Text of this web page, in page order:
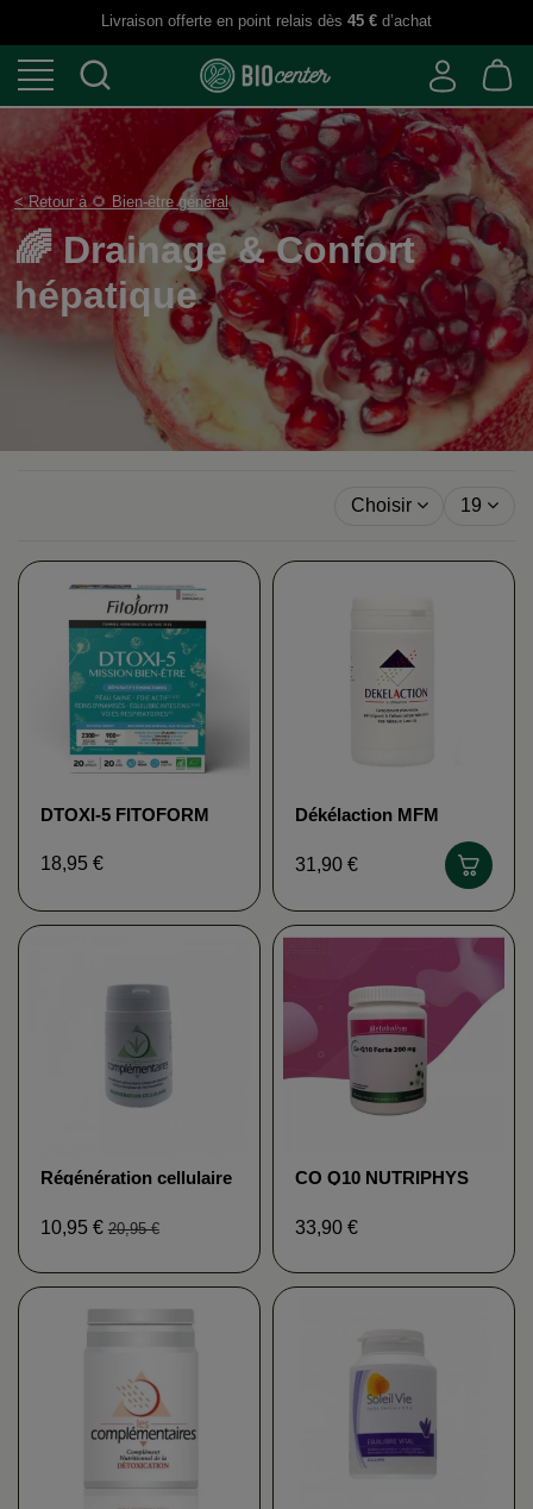
Livraison offerte en point relais dès 45 € d’achat
< Retour à 🌻 Bien-être général
🌈 Drainage & Confort
hépatique
Choisir 19
DTOXI-5 FITOFORM
18,95 €
Dékélaction MFM
31,90 €
Régénération cellulaire
10,95 €20,95 €
CO Q10 NUTRIPHYS
33,90 €